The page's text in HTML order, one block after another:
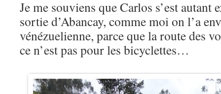
Je me souviens que Carlos s’est autant
sortie d’Abancay, comme moi on l’a
vénézuelienne, parce que la route des
ce n’est pas pour les bicyclettes…